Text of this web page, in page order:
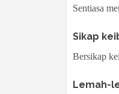
Sentiasa
Sikap
Bersikap
Lemah-